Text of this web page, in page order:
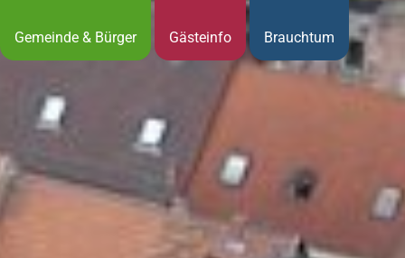
Gemeinde & Bürger Gästeinfo Brauchtum